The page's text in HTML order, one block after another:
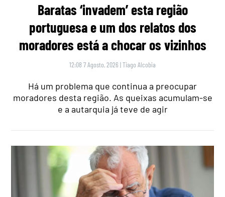
Baratas ‘invadem’ esta região
portuguesa e um dos relatos dos
moradores está a chocar os vizinhos
12:08 7 Agosto, 2026 |Tiago Alcobia
Há um problema que continua a preocupar
moradores desta região. As queixas acumulam-se
e a autarquia já teve de agir